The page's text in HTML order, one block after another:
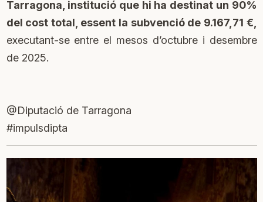
Tarragona, institució que hi ha destinat un 90%
del cost total, essent la subvenció de 9.167,71 €,
executant-se entre el mesos d’octubre i desembre
de 2025.
@Diputació de Tarragona
#impulsdipta